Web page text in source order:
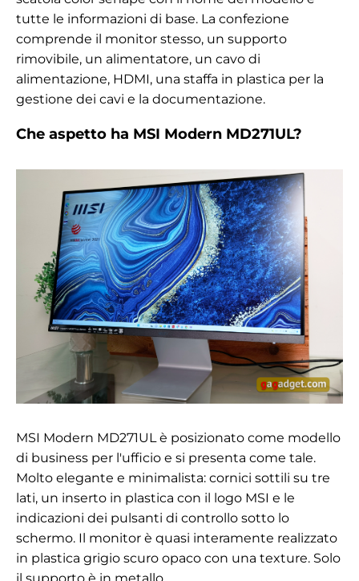
tutte le informazioni di base. La confezione
comprende il monitor stesso, un supporto
rimovibile, un alimentatore, un cavo di
alimentazione, HDMI, una staffa in plastica per la
gestione dei cavi e la documentazione.
Che aspetto ha MSI Modern MD271UL?
MSI Modern MD271UL è posizionato come modello
di business per l'ufficio e si presenta come tale.
Molto elegante e minimalista: cornici sottili su tre
lati, un inserto in plastica con il logo MSI e le
indicazioni dei pulsanti di controllo sotto lo
schermo. Il monitor è quasi interamente realizzato
in plastica grigio scuro opaco con una texture. Solo